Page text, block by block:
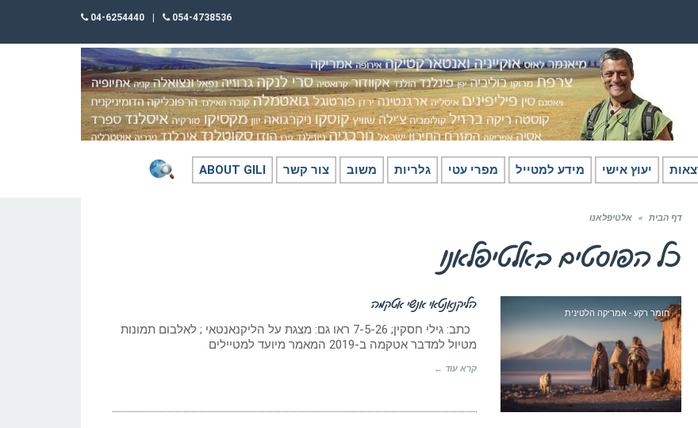
054-4738536
04-6254440
יעוץ אישי מידע למטייל מפרי עטי גלריות משוב צור קשר ABOUT GILI
דף הבית » אלטיפלאנו
כל הפוסטים באלטיפלאנו
חומר רקע - אמריקה הלטינית
הליקנאנטאי אנשי אטקמה
כתב: גילי חסקין; 7-5-26 ראו גם: מצגת על הליקנאנטאי ; לאלבום תמונות
מטיול למדבר אטקמה ב-2019 המאמר מיועד למטיילים
קרא עוד ←